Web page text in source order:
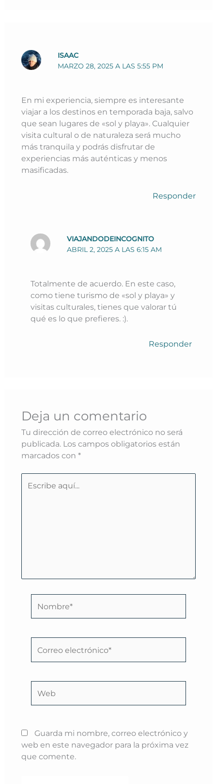
ISAAC
MARZO 28, 2025 A LAS 5:55 PM
En mi experiencia, siempre es interesante
viajar a los destinos en temporada baja, salvo
que sean lugares de «sol y playa». Cualquier
visita cultural o de naturaleza será mucho
más tranquila y podrás disfrutar de
experiencias más auténticas y menos
masificadas.
Responder
VIAJANDODEINCOGNITO
ABRIL 2, 2025 A LAS 6:15 AM
Totalmente de acuerdo. En este caso,
como tiene turismo de «sol y playa» y
visitas culturales, tienes que valorar tú
qué es lo que prefieres. :).
Responder
Deja un comentario
Tu dirección de correo electrónico no será
publicada. Los campos obligatorios están
marcados con *
aquí...
electrónico*
Guarda mi nombre, correo electrónico y
web en este navegador para la próxima vez
que comente.